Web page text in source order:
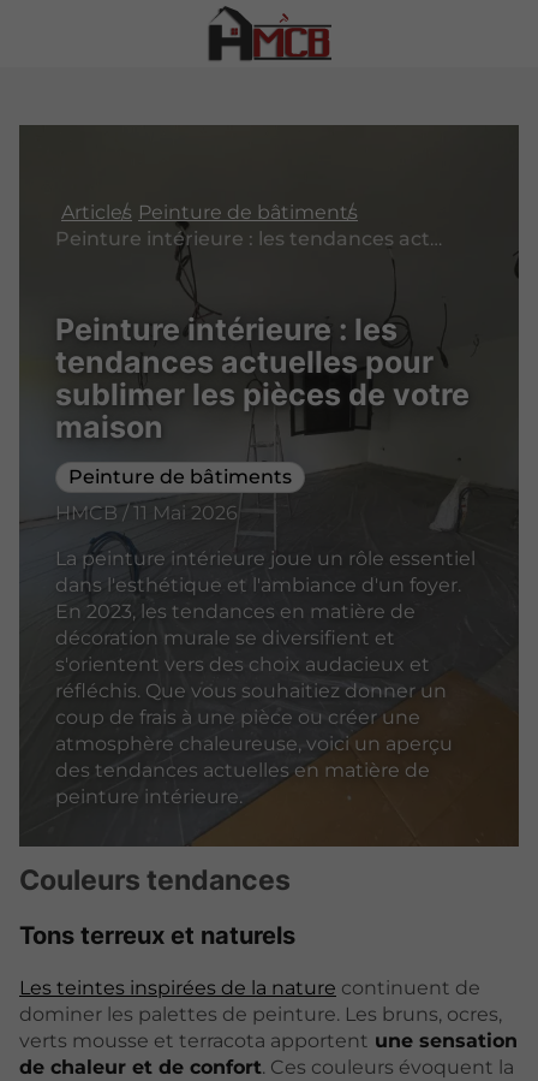
Articles Peinture de bâtiments
Peinture intérieure : les tendances actuelles pour sublimer les pièces de votre maison
Peinture intérieure : les
tendances actuelles pour
sublimer les pièces de votre
maison
Peinture de bâtiments
HMCB / 11 Mai 2026
La peinture intérieure joue un rôle essentiel
dans l'esthétique et l'ambiance d'un foyer.
En 2023, les tendances en matière de
décoration murale se diversifient et
s'orientent vers des choix audacieux et
réfléchis. Que vous souhaitiez donner un
coup de frais à une pièce ou créer une
atmosphère chaleureuse, voici un aperçu
des tendances actuelles en matière de
peinture intérieure.
Couleurs tendances
Tons terreux et naturels
Les teintes inspirées de la nature continuent de
dominer les palettes de peinture. Les bruns, ocres,
verts mousse et terracota apportent une sensation
de chaleur et de confort. Ces couleurs évoquent la